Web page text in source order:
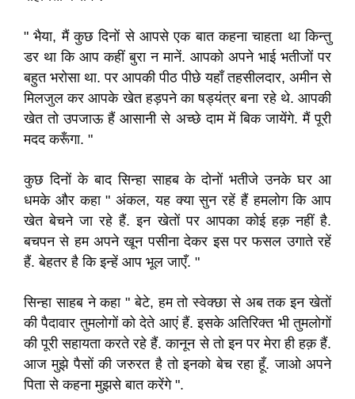
" भैया,मैं कुछ दिनों से आपसे एक बात कहना चाहता था किन्तु
डर था कि आप कहीं बुरा न मानें. आपको अपने भाई भतीजों पर
बहुत भरोसा था.पर आपकी पीठ पीछे यहाँ तहसीलदार, अमीन से
मिलजुल कर आपके खेत हड़पने का षड्यंत्र बना रहे थे.आपकी
खेत तो उपजाऊ हैं आसानी से अच्छे दाम में बिक जायेंगे.मैं पूरी
मदद करूँगा. "
कुछ दिनों के बाद सिन्हा साहब के दोनों भतीजे उनके घर आ
धमके और कहा " अंकल,यह क्या सुन रहें हैं हमलोग कि आप
खेत बेचने जा रहे हैं.इन खेतों पर आपका कोई हक़ नहीं है.
बचपन से हम अपने खून पसीना देकर इस पर फसल उगाते रहें
हैं.बेहतर है कि इन्हें आप भूल जाएँ. "
सिन्हा साहब ने कहा " बेटे,हम तो स्वेक्छा से अब तक इन खेतों
की पैदावार तुमलोगों को देते आएं हैं.इसके अतिरिक्त भी तुमलोगों
की पूरी सहायता करते रहे हैं.कानून से तो इन पर मेरा ही हक़ हैं.
आज मुझे पैसों की जरुरत है तो इनको बेच रहा हूँ.जाओ अपने
पिता से कहना मुझसे बात करेंगे ".